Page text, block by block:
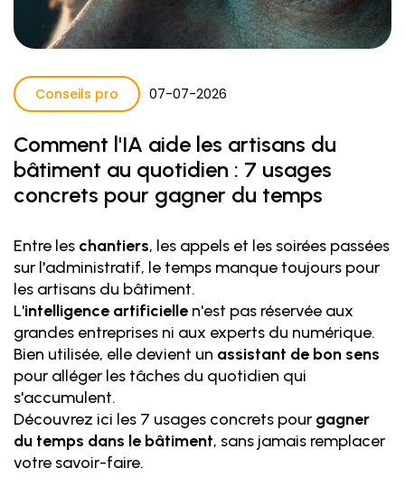
Conseils pro 07-07-2026
Comment l'IA aide les artisans du
bâtiment au quotidien : 7 usages
concrets pour gagner du temps
Entre les chantiers, les appels et les soirées passées
sur l'administratif, le temps manque toujours pour
les artisans du bâtiment.
L'intelligence artificielle n'est pas réservée aux
grandes entreprises ni aux experts du numérique.
Bien utilisée, elle devient un assistant de bon sens
pour alléger les tâches du quotidien qui
s'accumulent.
Découvrez ici les 7 usages concrets pourgagner
du temps dans le bâtiment, sans jamais remplacer
votre savoir-faire.